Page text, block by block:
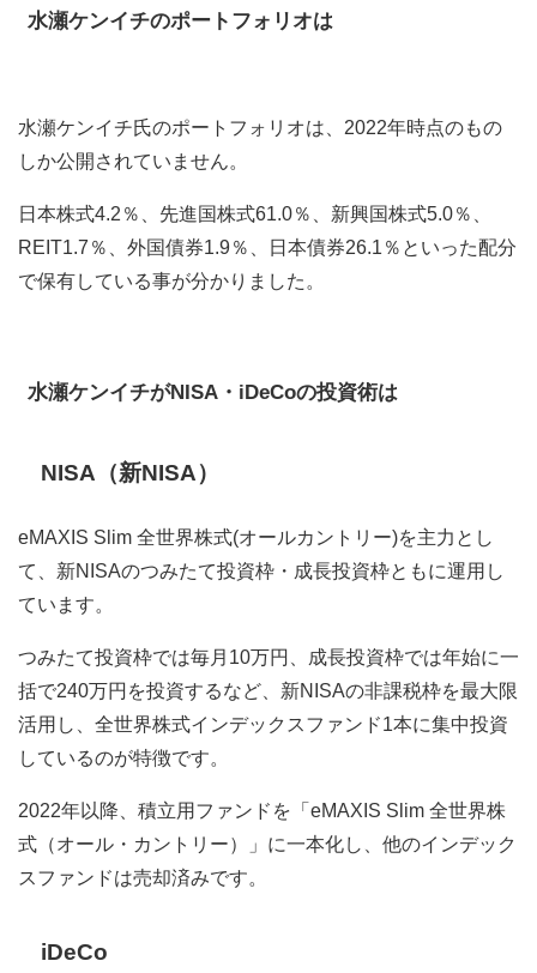
水瀬ケンイチのポートフォリオは
水瀬ケンイチ氏のポートフォリオは、2022年時点のもの
しか公開されていません。
日本株式4.2％、先進国株式61.0％、新興国株式5.0％、
REIT1.7％、外国債券1.9％、日本債券26.1％といった配分
で保有している事が分かりました。
水瀬ケンイチがNISA・iDeCoの投資術は
NISA（新NISA）
eMAXIS Slim 全世界株式(オールカントリー)を主力とし
て、新NISAのつみたて投資枠・成長投資枠ともに運用し
ています。
つみたて投資枠では毎月10万円、成長投資枠では年始に一
括で240万円を投資するなど、新NISAの非課税枠を最大限
活用し、全世界株式インデックスファンド1本に集中投資
しているのが特徴です。
2022年以降、積立用ファンドを「eMAXIS Slim 全世界株
式（オール・カントリー）」に一本化し、他のインデック
スファンドは売却済みです。
iDeCo